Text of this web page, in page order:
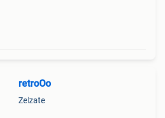
retroOo
Zelzate